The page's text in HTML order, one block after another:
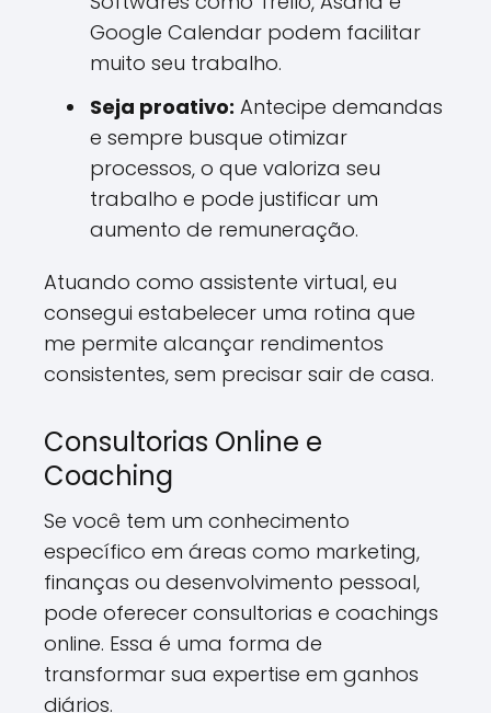
Google Calendar podem facilitar
muito seu trabalho.
Seja proativo: Antecipe demandas
e sempre busque otimizar
processos, o que valoriza seu
trabalho e pode justificar um
aumento de remuneração.
Atuando como assistente virtual, eu
consegui estabelecer uma rotina que
me permite alcançar rendimentos
consistentes, sem precisar sair de casa.
Consultorias Online e
Coaching
Se você tem um conhecimento
específico em áreas como marketing,
finanças ou desenvolvimento pessoal,
pode oferecer consultorias e coachings
online. Essa é uma forma de
transformar sua expertise em ganhos
diários.